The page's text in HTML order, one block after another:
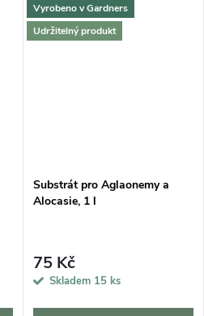
Vyrobeno v Gardners
Udržitelný produkt
Substrát pro Aglaonemy a
Alocasie, 1 l
75 Kč
Skladem 15 ks